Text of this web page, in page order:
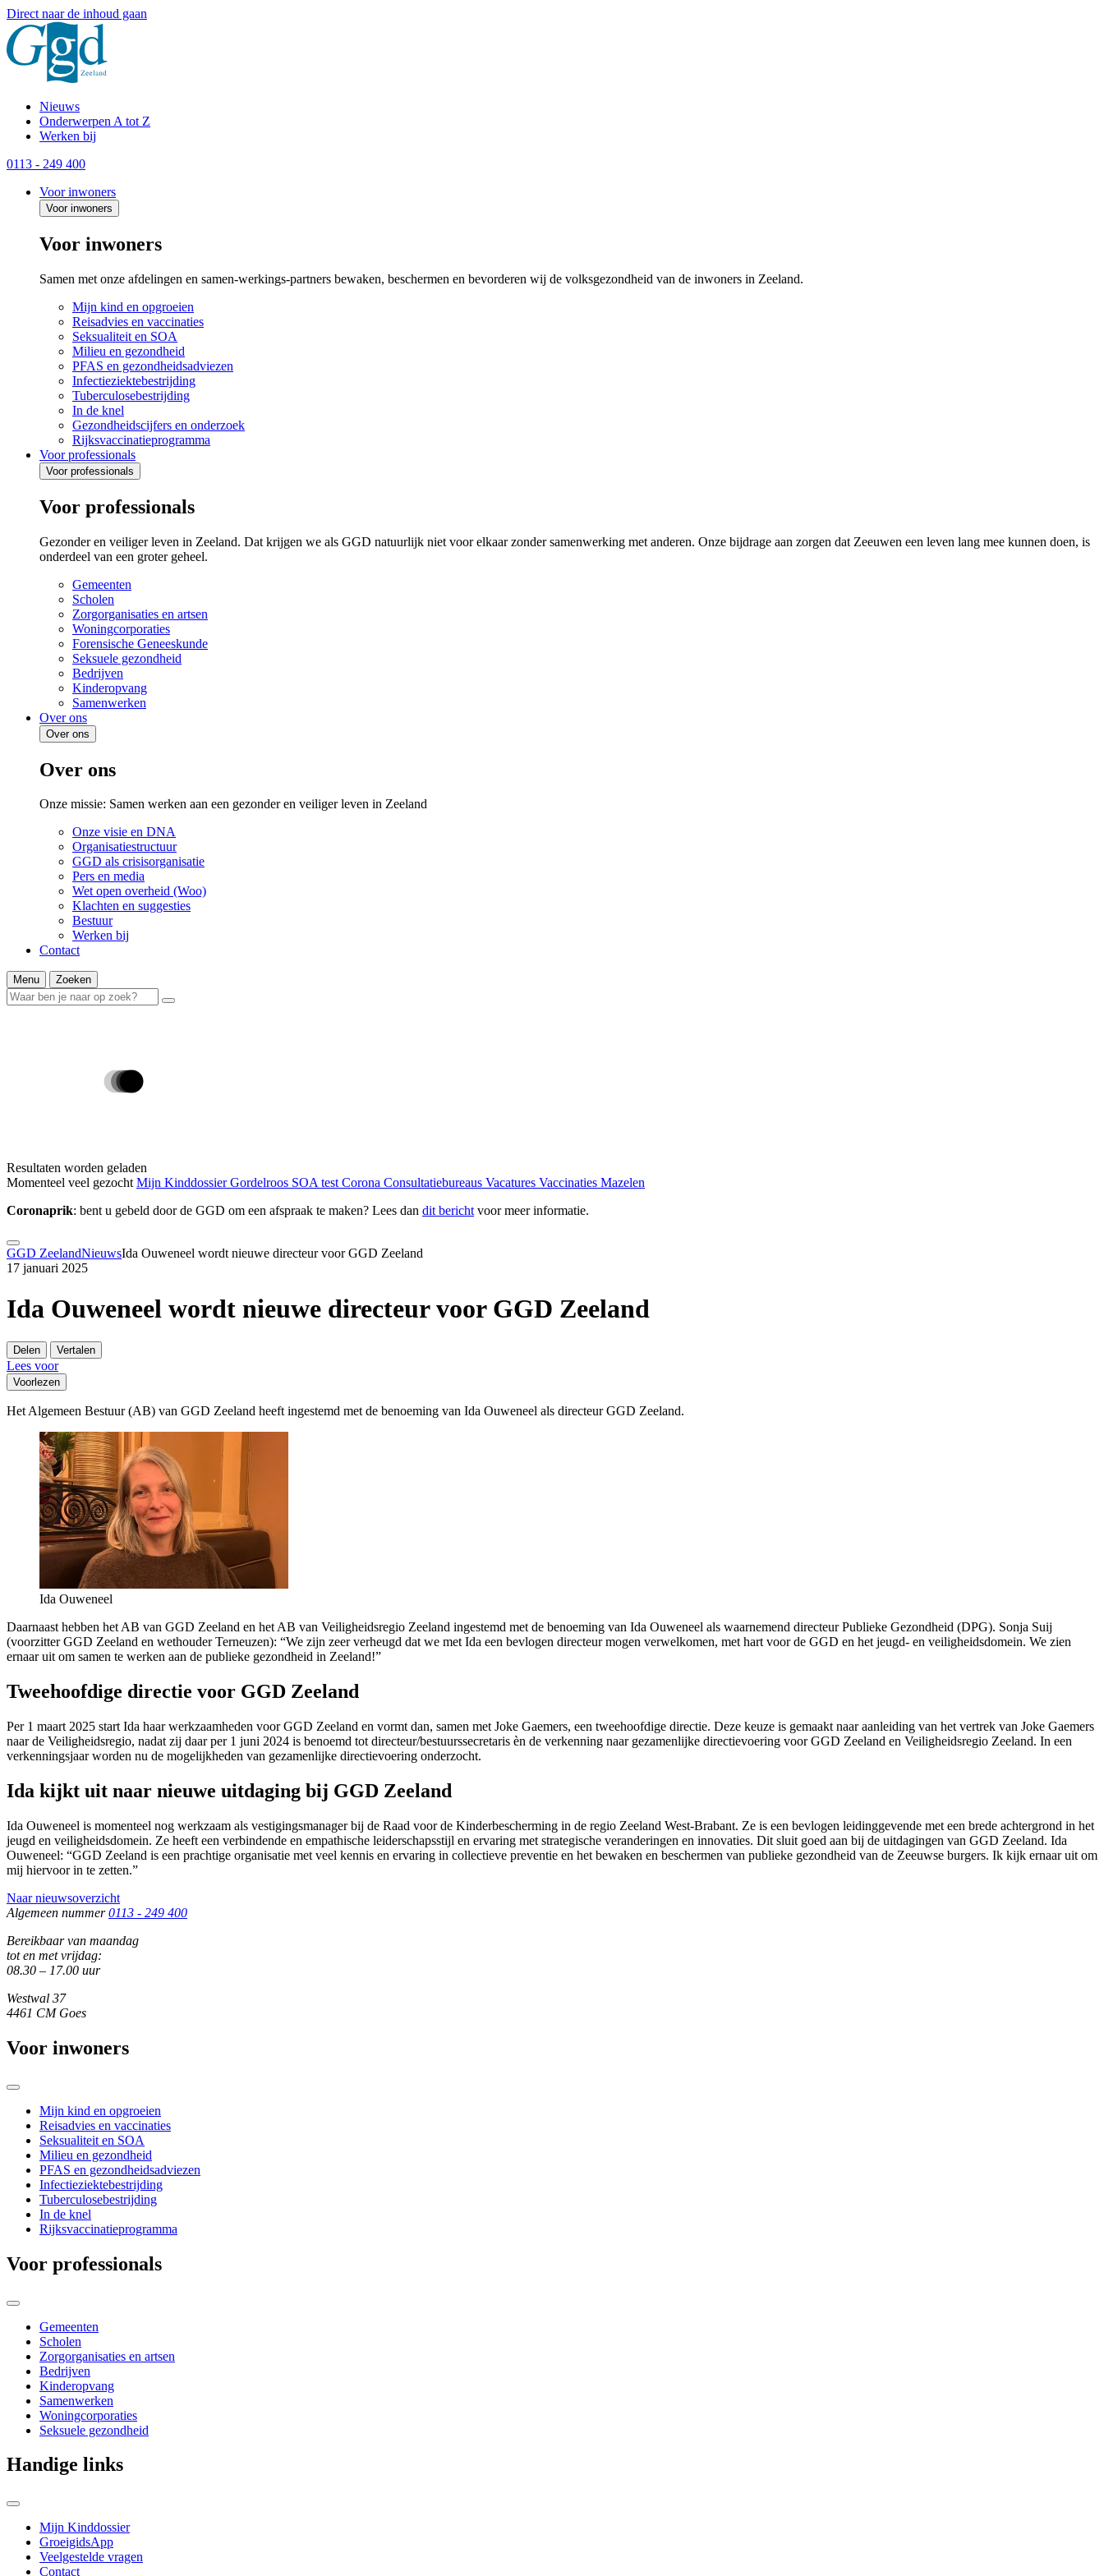
Direct naar de inhoud gaan
Nieuws
Onderwerpen A tot Z
Werken bij
0113 - 249 400
Voor inwoners
Voor inwoners
Voor inwoners
Samen met onze afdelingen en samen-werkings-partners bewaken, beschermen en bevorderen wij de volksgezondheid van de inwoners in Zeeland.
Mijn kind en opgroeien
Reisadvies en vaccinaties
Seksualiteit en SOA
Milieu en gezondheid
PFAS en gezondheidsadviezen
Infectieziektebestrijding
Tuberculosebestrijding
In de knel
Gezondheidscijfers en onderzoek
Rijksvaccinatieprogramma
Voor professionals
Voor professionals
Voor professionals
Gezonder en veiliger leven in Zeeland. Dat krijgen we als GGD natuurlijk niet voor elkaar zonder samenwerking met anderen. Onze bijdrage aan zorgen dat Zeeuwen een leven lang mee kunnen doen, is
onderdeel van een groter geheel.
Gemeenten
Scholen
Zorgorganisaties en artsen
Woningcorporaties
Forensische Geneeskunde
Seksuele gezondheid
Bedrijven
Kinderopvang
Samenwerken
Over ons
Over ons
Over ons
Onze missie: Samen werken aan een gezonder en veiliger leven in Zeeland
Onze visie en DNA
Organisatiestructuur
GGD als crisisorganisatie
Pers en media
Wet open overheid (Woo)
Klachten en suggesties
Bestuur
Werken bij
Contact
Menu Zoeken
Resultaten worden geladen
Momenteel veel gezocht Mijn KinddossierGordelroos SOA testCorona Consultatiebureaus Vacatures Vaccinaties Mazelen
Coronaprik: bent u gebeld door de GGD om een afspraak te maken? Lees dan dit berichtvoor meer informatie.
GGD ZeelandNieuwsIda Ouweneel wordt nieuwe directeur voor GGD Zeeland
17 januari 2025
Ida Ouweneel wordt nieuwe directeur voor GGD Zeeland
Delen Vertalen
Lees voor
Voorlezen
Het Algemeen Bestuur (AB) van GGD Zeeland heeft ingestemd met de benoeming van Ida Ouweneel als directeur GGD Zeeland.
Ida Ouweneel
Daarnaast hebben het AB van GGD Zeeland en het AB van Veiligheidsregio Zeeland ingestemd met de benoeming van Ida Ouweneel als waarnemend directeur Publieke Gezondheid (DPG). Sonja Suij
(voorzitter GGD Zeeland en wethouder Terneuzen): “We zijn zeer verheugd dat we met Ida een bevlogen directeur mogen verwelkomen, met hart voor de GGD en het jeugd- en veiligheidsdomein. We zien
ernaar uit om samen te werken aan de publieke gezondheid in Zeeland!”
Tweehoofdige directie voor GGD Zeeland
Per 1 maart 2025 start Ida haar werkzaamheden voor GGD Zeeland en vormt dan, samen met Joke Gaemers, een tweehoofdige directie. Deze keuze is gemaakt naar aanleiding van het vertrek van Joke Gaemers
naar de Veiligheidsregio, nadat zij daar per 1 juni 2024 is benoemd tot directeur/bestuurssecretaris èn de verkenning naar gezamenlijke directievoering voor GGD Zeeland en Veiligheidsregio Zeeland. In een
verkenningsjaar worden nu de mogelijkheden van gezamenlijke directievoering onderzocht.
Ida kijkt uit naar nieuwe uitdaging bij GGD Zeeland
Ida Ouweneel is momenteel nog werkzaam als vestigingsmanager bij de Raad voor de Kinderbescherming in de regio Zeeland West-Brabant. Ze is een bevlogen leidinggevende met een brede achtergrond in het
jeugd en veiligheidsdomein. Ze heeft een verbindende en empathische leiderschapsstijl en ervaring met strategische veranderingen en innovaties. Dit sluit goed aan bij de uitdagingen van GGD Zeeland. Ida
Ouweneel: “GGD Zeeland is een prachtige organisatie met veel kennis en ervaring in collectieve preventie en het bewaken en beschermen van publieke gezondheid van de Zeeuwse burgers. Ik kijk ernaar uit om
mij hiervoor in te zetten.”
Naar nieuwsoverzicht
Algemeen nummer 0113 - 249 400
Bereikbaar van maandag
tot en met vrijdag:
08.30 – 17.00 uur
Westwal 37
4461 CM Goes
Voor inwoners
Mijn kind en opgroeien
Reisadvies en vaccinaties
Seksualiteit en SOA
Milieu en gezondheid
PFAS en gezondheidsadviezen
Infectieziektebestrijding
Tuberculosebestrijding
In de knel
Rijksvaccinatieprogramma
Voor professionals
Gemeenten
Scholen
Zorgorganisaties en artsen
Bedrijven
Kinderopvang
Samenwerken
Woningcorporaties
Seksuele gezondheid
Handige links
Mijn Kinddossier
GroeigidsApp
Veelgestelde vragen
Contact